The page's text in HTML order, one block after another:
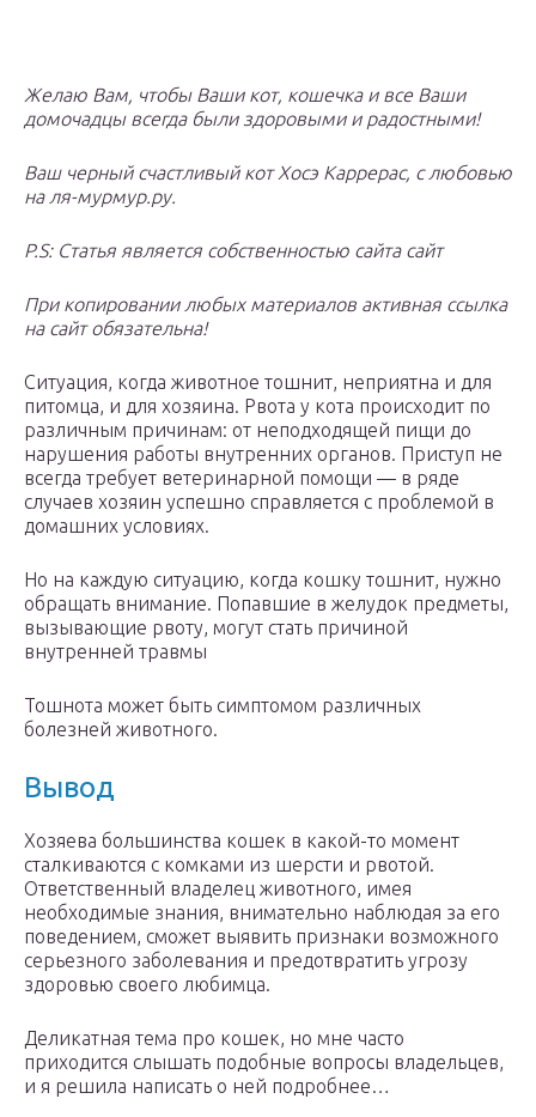
Желаю Вам, чтобы Ваши кот, кошечка и все Ваши
домочадцы всегда были здоровыми и радостными!
Ваш черный счастливый кот Хосэ Каррерас, с любовью
на ля-мурмур.ру.
P.S: Статья является собственностью сайта сайт
При копировании любых материалов активная ссылка
на сайт обязательна!
Ситуация, когда животное тошнит, неприятна и для
питомца, и для хозяина. Рвота у кота происходит по
различным причинам: от неподходящей пищи до
нарушения работы внутренних органов. Приступ не
всегда требует ветеринарной помощи — в ряде
случаев хозяин успешно справляется с проблемой в
домашних условиях.
Но на каждую ситуацию, когда кошку тошнит, нужно
обращать внимание. Попавшие в желудок предметы,
вызывающие рвоту, могут стать причиной
внутренней травмы
Тошнота может быть симптомом различных
болезней животного.
Вывод
Хозяева большинства кошек в какой-то момент
сталкиваются с комками из шерсти и рвотой.
Ответственный владелец животного, имея
необходимые знания, внимательно наблюдая за его
поведением, сможет выявить признаки возможного
серьезного заболевания и предотвратить угрозу
здоровью своего любимца.
Деликатная тема про кошек, но мне часто
приходится слышать подобные вопросы владельцев,
и я решила написать о ней подробнее…